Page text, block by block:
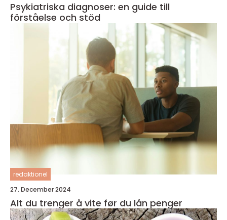
Psykiatriska diagnoser: en guide till
förståelse och stöd
redaktionel
27. December 2024
Alt du trenger å vite før du lån penger